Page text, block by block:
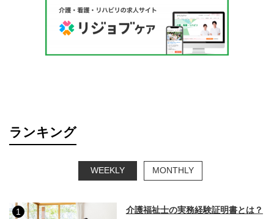
ランキング
WEEKLY MONTHLY
1
介護福祉士の実務経験証明書とは？